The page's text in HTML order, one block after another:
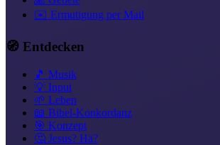
✉️ Ermutigung per Mail
🧭 Entdecken
🎵 Musik
💡 Input
🌱 Leben
📖 Bibel-Konkordanz
🎯 Konzept
🤔 Jesus? Hä?